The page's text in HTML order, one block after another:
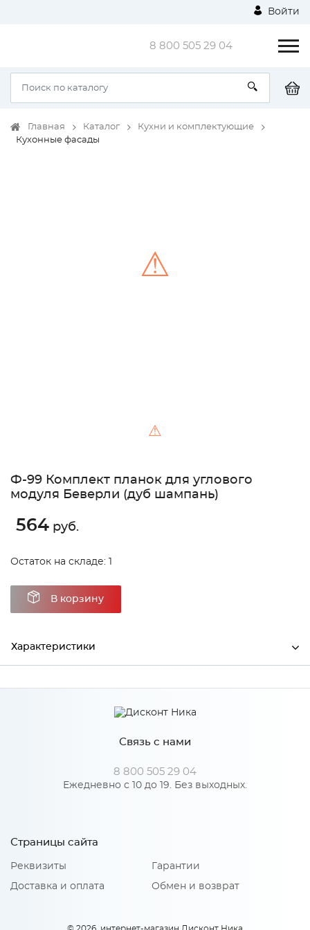
Войти
8 800 505 29 04
Главная Каталог
Кухни и комплектующие
Кухонные фасады
⚠
⚠
Ф-99 Комплект планок для углового
модуля Беверли (дуб шампань)
564 руб.
Остаток на складе: 1
В корзину
Характеристики
Производитель Сурская мебель
Дуб Шампань
Связь с нами
8 800 505 29 04
Ежедневно с 10 до 19. Без выходных.
Страницы сайта
Реквизиты
Доставка и оплата
Гарантии
Обмен и возврат